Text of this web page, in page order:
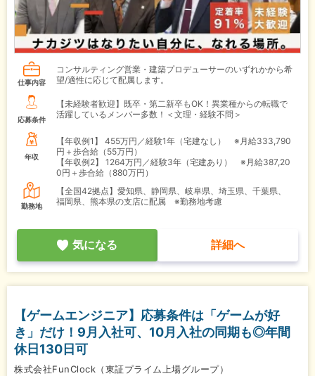
仕事内容
コンサルティング営業・建築プロデューサーのいずれかから希
望/適性に応じて配属します。
応募条件
【未経験者歓迎】既卒・第二新卒もOK！異業種からの転職で
活躍しているメンバー多数！＜文理・経験不問＞
年収
【年収例1】
455万円／経験1年（宅建なし） ※月給333,790
円＋歩合給（55万円）
【年収例2】
1264万円／経験3年（宅建あり） ※月給387,20
0円＋歩合給（880万円）
勤務地
【全国42拠点】愛知県、静岡県、岐阜県、埼玉県、千葉県、
福岡県、熊本県の支店に配属 ※勤務地考慮
気になる 詳細へ
【ゲームエンジニア】応募条件は「ゲームが好
き」だけ！9月入社可、10月入社の同期も◎年間
休日130日可
株式会社FunClock（東証プライム上場グループ）